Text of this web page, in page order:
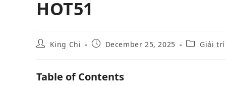
HOT51
King Chi December 25, 2025 Giải trí
Table of Contents